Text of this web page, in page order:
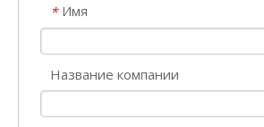
* Имя
Название компании